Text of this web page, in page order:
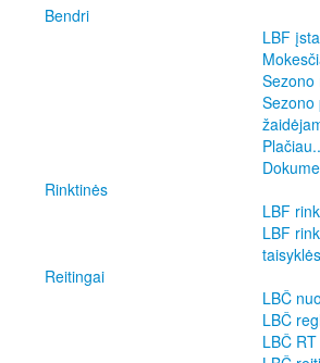
Bendri
LBF
Sezono
Sezono
Rinktinės
LBF
LBF
taisyklės
Reitingai
LBČ
LBČ
LBČ